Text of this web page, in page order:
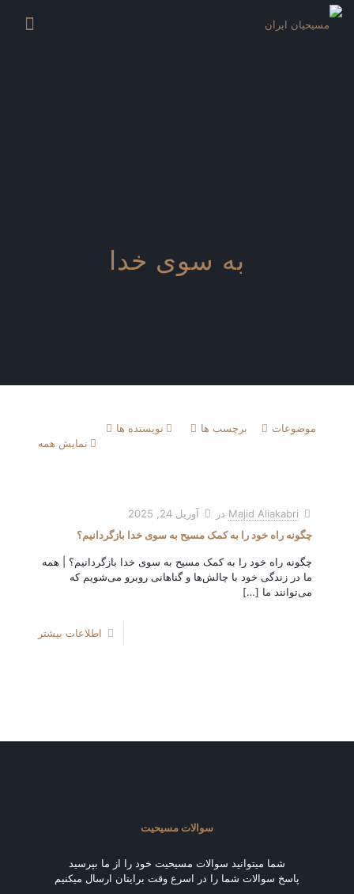
به سوی خدا
موضوعات برچسب ها
نویسنده ها
نمایش همه
Majid Aliakabri در
آوریل 24, 2025
چگونه راه خود را به کمک مسیح به سوی خدا بازگردانیم؟
چگونه راه خود را به کمک مسیح به سوی خدا بازگردانیم؟ | همه
ما در زندگی خود با چالش‌ها و گناهانی روبرو می‌شویم که
می‌توانند ما […]
اطلاعات بیشتر
سوالات مسیحیت
شما میتوانید سوالات مسیحیت خود را از ما بپرسید
پاسخ سوالات شما را در اسرع وقت برایتان ارسال میکنیم